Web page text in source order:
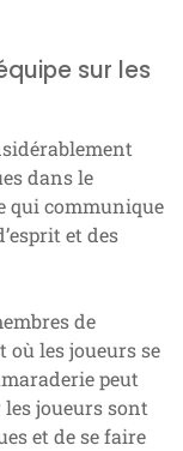
sur les
dans le
qui communique
et des
de
les joueurs se
peut
joueurs sont
et de se faire